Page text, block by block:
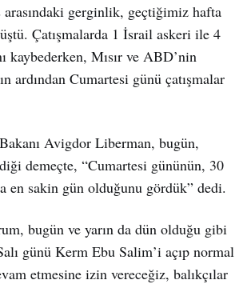
gerginlik, geçtiğimiz hafta
Çatışmalarda 1 İsrail askeri ile 4
kaybederken, Mısır ve ABD’nin
ardından Cumartesi günü çatışmalar
Avigdor Liberman, bugün,
demeçte, “Cumartesi gününün, 30
en sakin gün olduğunu gördük” dedi.
bugün ve yarın da dün olduğu gibi
günü Kerm Ebu Salim’i açıp normal
etmesine izin vereceğiz, balıkçılar